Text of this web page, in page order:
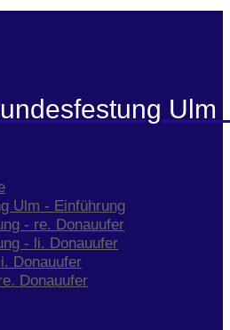
Ulm
Ulm - Einführung
- re. Donauufer
- li. Donauufer
Donauufer
Donauufer